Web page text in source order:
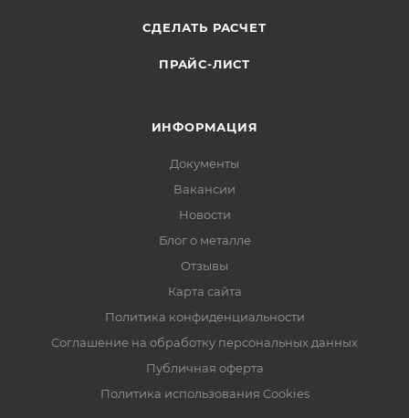
СДЕЛАТЬ РАСЧЕТ
ПРАЙС-ЛИСТ
ИНФОРМАЦИЯ
Документы
Вакансии
Новости
Блог о металле
Отзывы
Карта сайта
Политика конфиденциальности
Соглашение на обработку персональных данных
Публичная оферта
Политика использования Cookies